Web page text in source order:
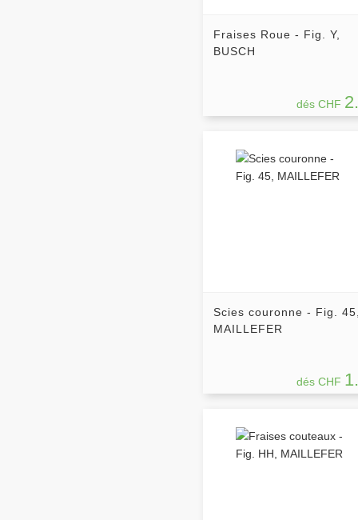
Fraises Roue - Fig. Y,
BUSCH
dés CHF
Scies couronne - Fig.
MAILLEFER
dés CHF